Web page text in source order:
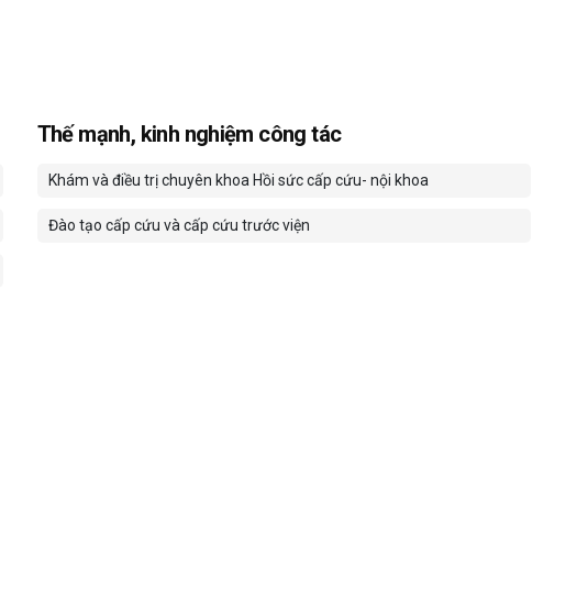
Thế mạnh, kinh nghiệm công tác
Khám và điều trị chuyên khoa Hồi sức cấp cứu- nội khoa
Đào tạo cấp cứu và cấp cứu trước viện